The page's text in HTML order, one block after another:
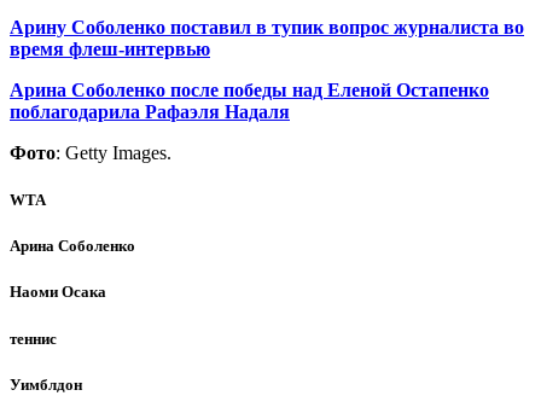
Арину Соболенко поставил в тупик вопрос журналиста во
время флеш-интервью
Арина Соболенко после победы над Еленой Остапенко
поблагодарила Рафаэля Надаля
Фото: Getty Images.
WTA
Арина Соболенко
Наоми Осака
теннис
Уимблдон